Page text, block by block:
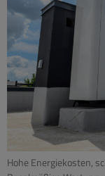
Hohe Energiekosten,